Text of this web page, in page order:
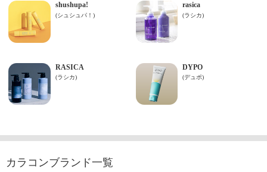
カラコンブランド一覧